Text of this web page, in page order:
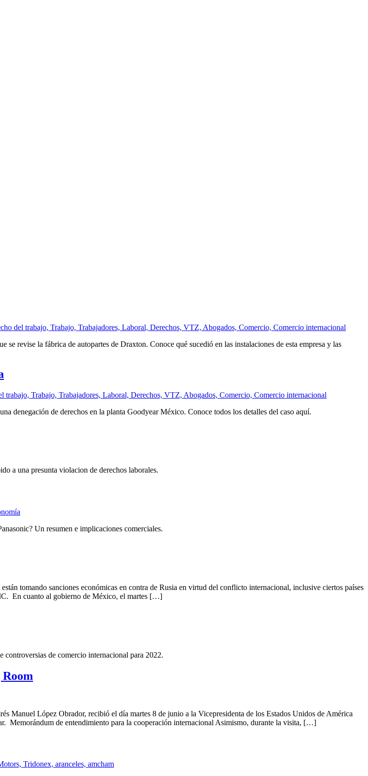
revise la fábrica de autopartes de Draxton. Conoce qué sucedió en las instalaciones de esta empresa y las
denegación de derechos en la planta Goodyear México. Conoce todos los detalles del caso aquí.
a una presunta violacion de derechos laborales.
Un resumen e implicaciones comerciales.
tomando sanciones económicas en contra de Rusia en virtud del conflicto internacional, inclusive ciertos países
En cuanto al gobierno de México, el martes […]
de comercio internacional para 2022.
Manuel López Obrador, recibió el día martes 8 de junio a la Vicepresidenta de los Estados Unidos de América
Memorándum de entendimiento para la cooperación internacional Asimismo, durante la visita, […]